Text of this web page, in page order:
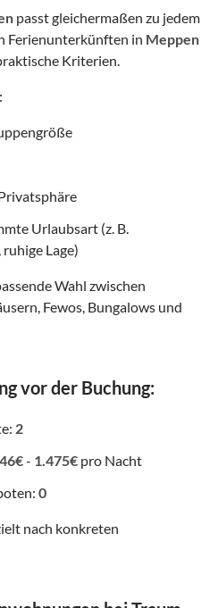
passt gleichermaßen zu jedem
Ferienunterkünften in Meppen
Kriterien.
Urlaubsart (z. B.
Lage)
Wahl zwischen
Fewos, Bungalows und
vor der Buchung:
2
46€- 1.475€ pro Nacht
0
nach konkreten